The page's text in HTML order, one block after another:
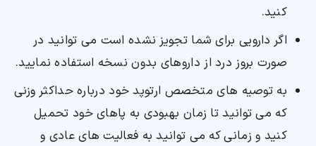
کنید.
اگر دارویی برای شما تجویز نشده است می توانید در
صورت بروز درد از داروهای بدون نسخه استفاده نمایید.
به توصیه های متخصص ارتوپد خود درباره حداکثر وزنی
که می توانید تا زمان بهبودی به پاهای خود تحمیل
کنید و زمانی که می توانید به فعالیت های عادی و